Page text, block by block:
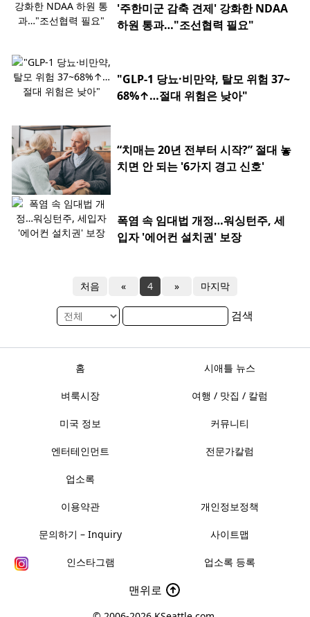
'주한미군 감축 견제' 강화한 NDAA
하원 통과…"조선협력 필요"
"GLP-1 당뇨·비만약, 탈모 위험 37~
68%↑…절대 위험은 낮아"
“치매는 20년 전부터 시작?” 절대 놓
치면 안 되는 '6가지 경고 신호'
폭염 속 임대법 개정…워싱턴주, 세
입자 '에어컨 설치권' 보장
처음 « 4 » 마지막
검색
홈 시애틀 뉴스
벼룩시장 여행 / 맛집 / 칼럼
미국 정보 커뮤니티
엔터테인먼트 전문가칼럼
업소록
이용약관 개인정보정책
문의하기 – Inquiry 사이트맵
인스타그램 업소록 등록
맨위로